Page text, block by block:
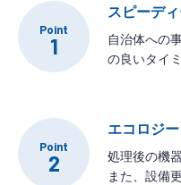
Point
1
スピーデ
自治体への
の良いタイ
Point
2
エコロジー
処理後の機
また、設備